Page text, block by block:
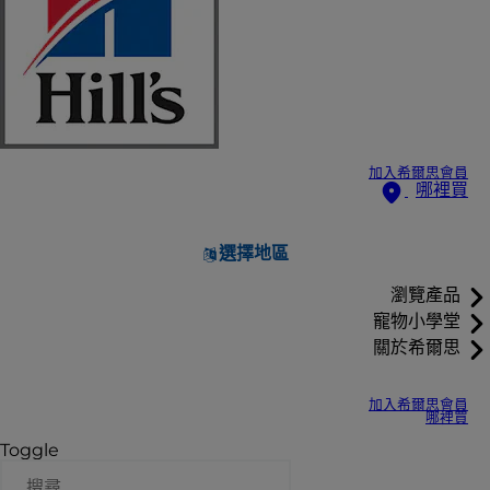
加入希爾思會員
哪裡買
選擇地區
瀏覽產品
寵物小學堂
關於希爾思
加入希爾思會員
哪裡買
Toggle